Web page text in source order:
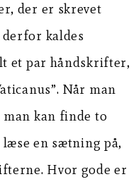
der er skrevet
kaldes
et par håndskrifter,
Når man
man kan finde to
en sætning på,
Hvor gode er